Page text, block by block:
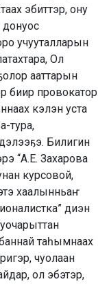
эбиттэр, ону
донуос
учууталларын
Ол
ааттарын
биир провокатор
кэлэн уста
тура,
Билигин
“А.Е. Захарова
курсовой,
хаалынньаҥ
диэн
таһымнаах
чуолаан
ол эбэтэр,